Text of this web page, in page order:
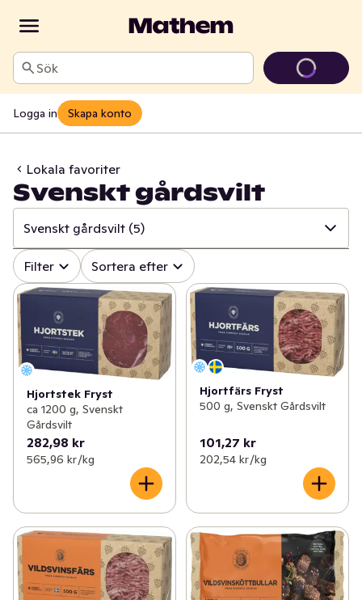
Sök
Logga in Skapa konto
Lokala favoriter
Svenskt gårdsvilt
Svenskt gårdsvilt (5)
✓ Alla (243)
✓ Österhagen Glass (7)
Sorunda (22)
✓ Svenskt gårdsvilt (5)
✓ Väddö gårdsmejeri
✓ Värmdö bryggeri
(5)
✓ Roslagsmjölk (5)
Kalf & Hansen (8)
✓ Gateau (13)
Filter Sortera efter
Hjortstek Fryst
ca 1200 g, Svenskt
Gårdsvilt
282,98 kr
565,96 kr /kg
Hjortfärs Fryst
500 g, Svenskt Gårdsvilt
101,27 kr
202,54 kr /kg